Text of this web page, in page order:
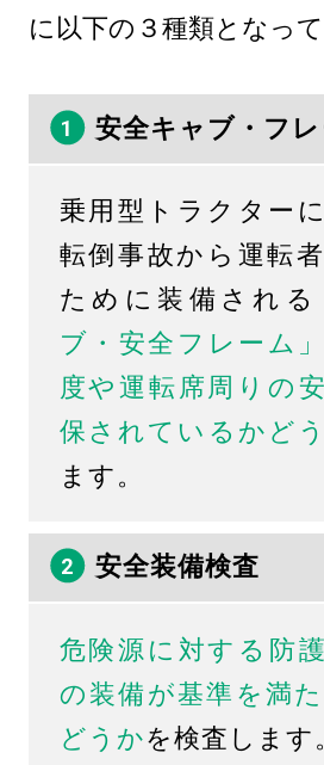
に以下の３種類となって
安全キャブ・フ
乗用型トラクター
転倒事故から運転
ために装備される
ブ・安全フレーム
度や運転席周りの
保されているかど
ます。
安全装備検査
危険源に対する防
の装備が基準を満
どうかを検査します